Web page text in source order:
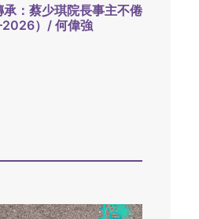
：蔡少琪院長事主不倦
）/ 何偉強